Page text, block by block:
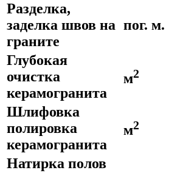
Разделка,
заделка швов на
граните
пог. м.
Глубокая
очистка
керамогранита
м2
Шлифовка
полировка
керамогранита
м2
Натирка полов